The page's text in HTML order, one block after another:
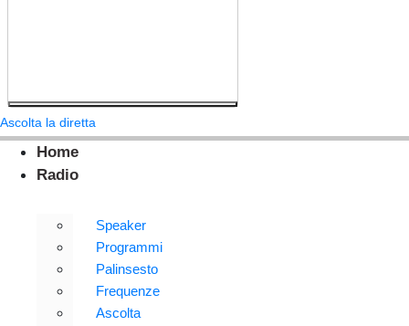
Ascolta la diretta
Home
Radio
Speaker
Programmi
Palinsesto
Frequenze
Ascolta